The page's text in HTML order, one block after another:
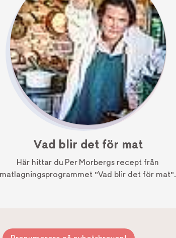
Vad blir det för mat
Här hittar du Per Morbergs recept från
matlagningsprogrammet "Vad blir det för mat".